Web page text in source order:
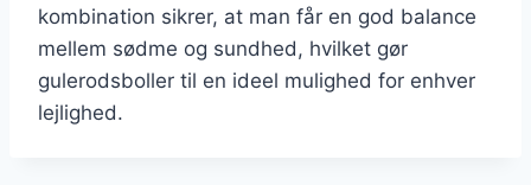
kombination sikrer, at man får en god balance
mellem sødme og sundhed, hvilket gør
gulerodsboller til en ideel mulighed for enhver
lejlighed.